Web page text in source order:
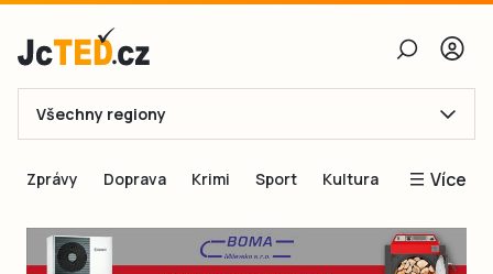
E-mail
Obnovit heslo
Všechny regiony
Zprávy Doprava Krimi Sport Kultura Více
Blogy
Inspirace